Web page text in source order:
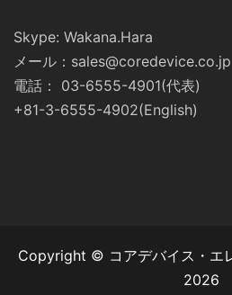
Skype: Wakana.Hara
メール：sales@coredevice.co.jp
電話： 03-6555-4901(代表)
+81-3-6555-4902(English)
Copyright © コアデバイス・エ
2026